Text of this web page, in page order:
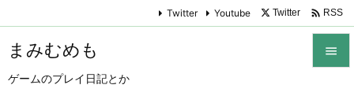
まみむめも
ゲームのプレイ日記とか

Twitter Youtube Twitter  RSS